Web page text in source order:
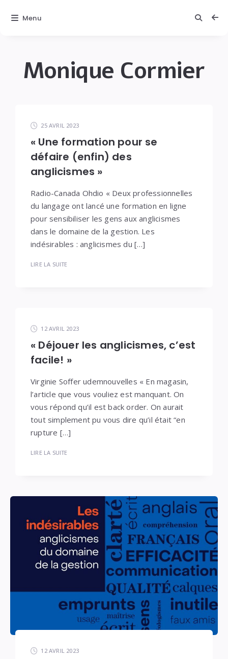
Monique Cormier
Cormier
posts25 AVRIL 2023
« Une formation pour se
défaire (enfin) des
anglicismes »
Radio-Canada Ohdio « Deux professionnelles
du langage ont lancé une formation en ligne
pour sensibiliser les gens aux anglicismes
dans le domaine de la gestion. Les
indésirables : anglicismes du […]
LIRE LA SUITE
12 AVRIL 2023
« Déjouer les anglicismes, c’est
facile! »
Virginie Soffer udemnouvelles « En magasin,
l’article que vous vouliez est manquant. On
vous répond qu’il est back order. On aurait
tout simplement pu vous dire qu’il était “en
rupture […]
LIRE LA SUITE
12 AVRIL 2023
Menu